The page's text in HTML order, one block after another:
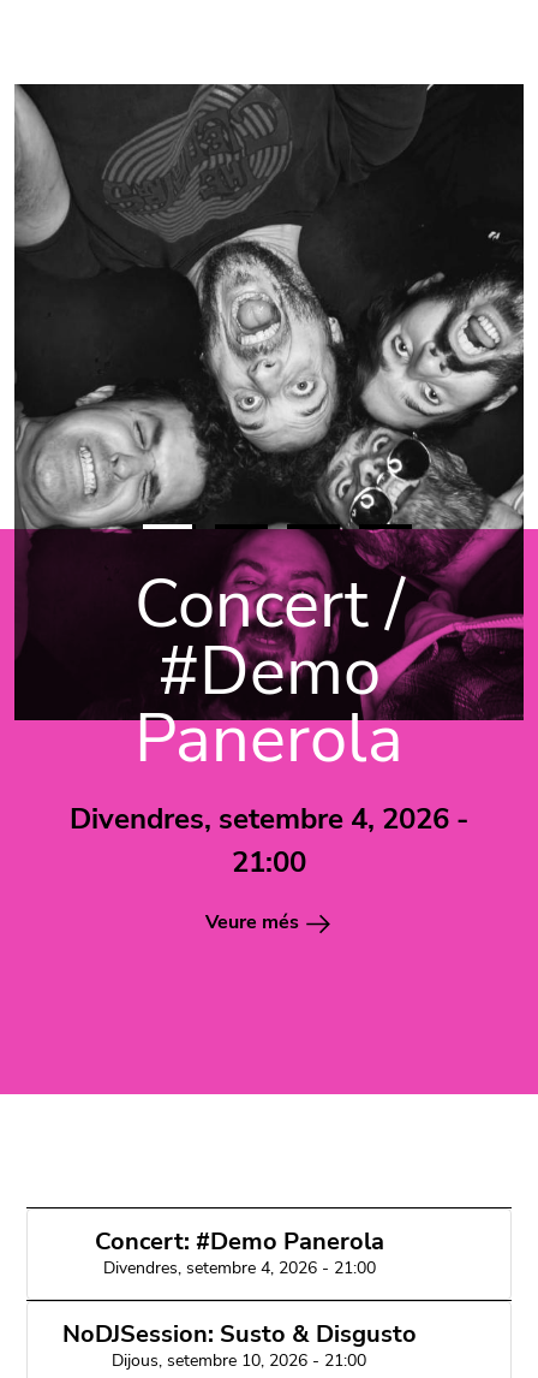
Concert /
#Demo
Panerola
Divendres, setembre 4, 2026 -
21:00
Veure més
Concert: #Demo Panerola
Divendres, setembre 4, 2026 - 21:00
NoDJSession: Susto & Disgusto
Dijous, setembre 10, 2026 - 21:00